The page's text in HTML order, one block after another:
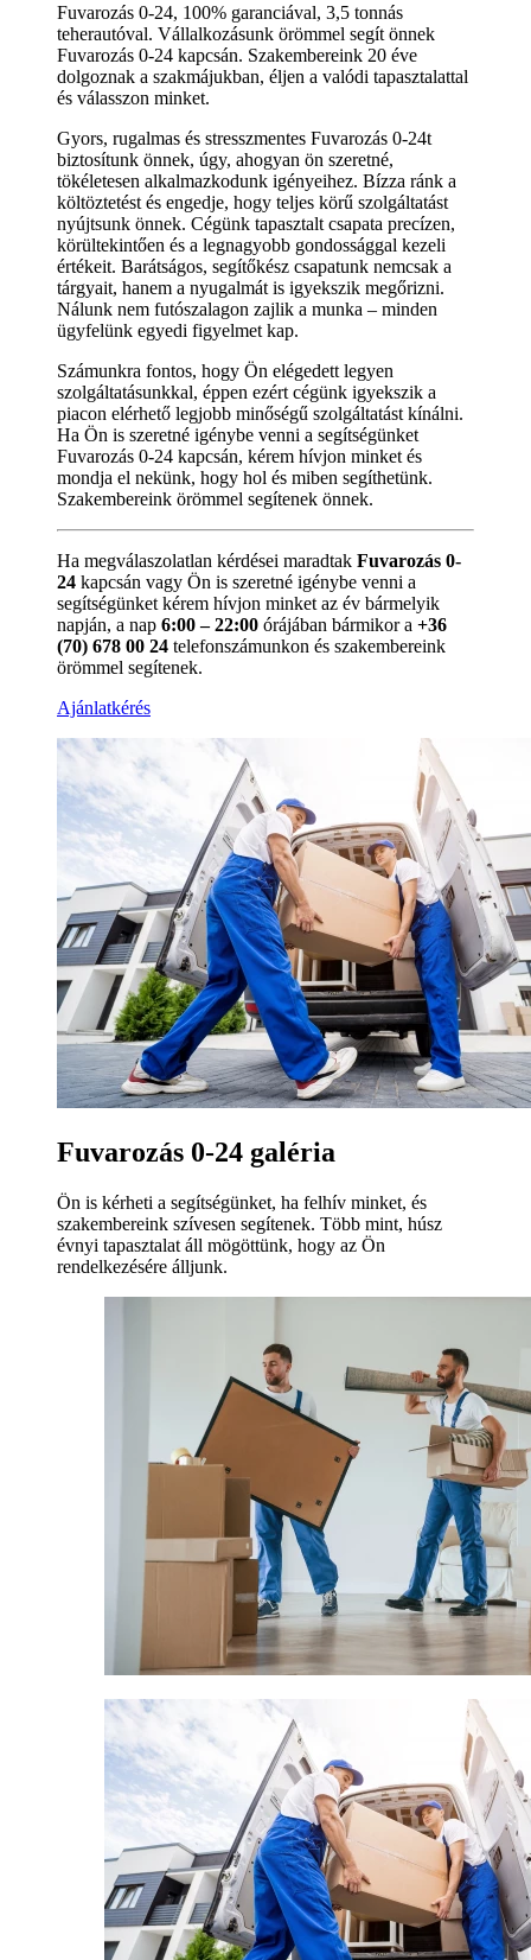
Fuvarozás 0-24, 100% garanciával, 3,5 tonnás
teherautóval. Vállalkozásunk örömmel segít önnek
Fuvarozás 0-24 kapcsán. Szakembereink 20 éve
dolgoznak a szakmájukban, éljen a valódi tapasztalattal
és válasszon minket.
Gyors, rugalmas és stresszmentes Fuvarozás 0-24t
biztosítunk önnek, úgy, ahogyan ön szeretné,
tökéletesen alkalmazkodunk igényeihez. Bízza ránk a
költöztetést és engedje, hogy teljes körű szolgáltatást
nyújtsunk önnek. Cégünk tapasztalt csapata precízen,
körültekintően és a legnagyobb gondossággal kezeli
értékeit. Barátságos, segítőkész csapatunk nemcsak a
tárgyait, hanem a nyugalmát is igyekszik megőrizni.
Nálunk nem futószalagon zajlik a munka – minden
ügyfelünk egyedi figyelmet kap.
Számunkra fontos, hogy Ön elégedett legyen
szolgáltatásunkkal, éppen ezért cégünk igyekszik a
piacon elérhető legjobb minőségű szolgáltatást kínálni.
Ha Ön is szeretné igénybe venni a segítségünket
Fuvarozás 0-24 kapcsán, kérem hívjon minket és
mondja el nekünk, hogy hol és miben segíthetünk.
Szakembereink örömmel segítenek önnek.
Ha megválaszolatlan kérdései maradtak Fuvarozás 0-
24 kapcsán vagy Ön is szeretné igénybe venni a
segítségünket kérem hívjon minket az év bármelyik
napján, a nap 6:00 – 22:00 órájában bármikor a +36
(70) 678 00 24 telefonszámunkon és szakembereink
örömmel segítenek.
Ajánlatkérés
Fuvarozás 0-24 galéria
Ön is kérheti a segítségünket, ha felhív minket, és
szakembereink szívesen segítenek. Több mint, húsz
évnyi tapasztalat áll mögöttünk, hogy az Ön
rendelkezésére álljunk.